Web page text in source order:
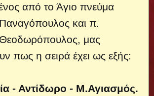
από το Άγιο πνεύμα
και π.
μας
πως η σειρά έχει ως εξής:
- Αντίδωρο - Μ.Αγιασμός.